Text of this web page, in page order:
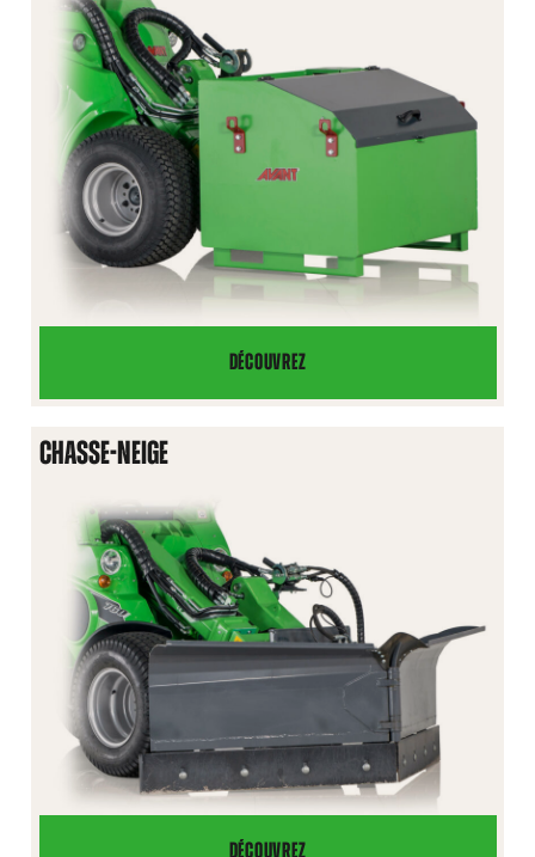
DÉCOUVREZ
BOÎTE
POUR
CHASSE-NEIGE
DÉCOUVREZ